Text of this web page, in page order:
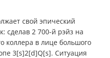
свой эпический
сделав 2 700-й рэйз на
коллера в лице большого
3[s]2[d]Q[s]. Ситуация